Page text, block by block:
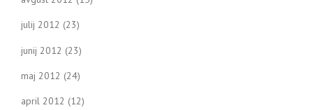
julij 2012 (23)
junij 2012 (23)
maj 2012 (24)
april 2012 (12)